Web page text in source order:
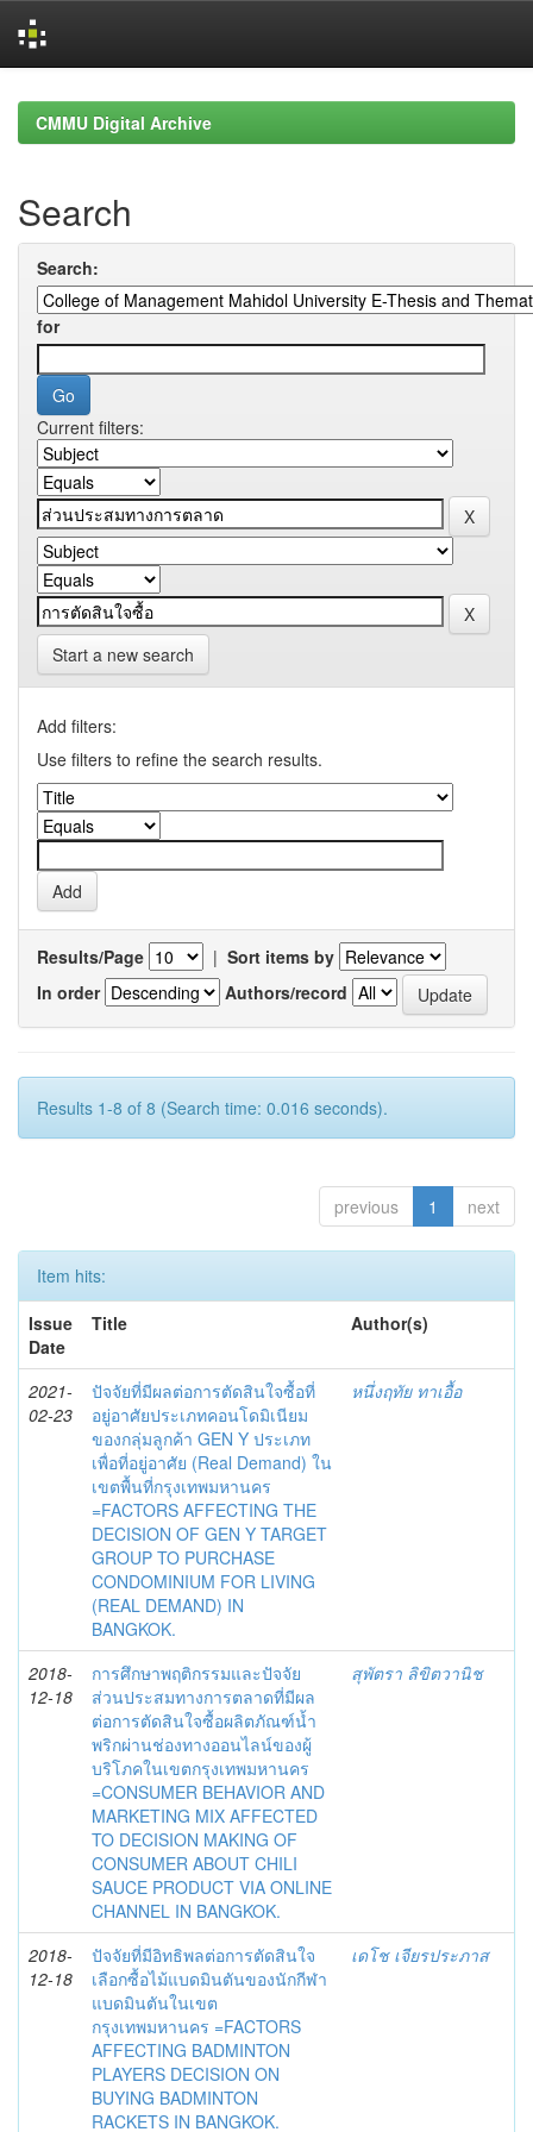
navigationCMMU Digital Archive
Search
Search:
for
Current filters:
Start a new search
Add filters:
Use filters to refine the search results.
Results/Page | Sort items by
In order
Authors/record
Results 1-8 of 8 (Search time: 0.016 seconds).
previous 1 next
Item hits:
Issue
Date
Title Author(s)
2021-
02-23
ปัจจัยที่มีผลต่อการตัดสินใจซื้อที่
อยู่อาศัยประเภทคอนโดมิเนียม
ของกลุ่มลูกค้า GEN Y ประเภท
เพื่อที่อยู่อาศัย (Real Demand) ใน
เขตพื้นที่กรุงเทพมหานคร
=FACTORS AFFECTING THE
DECISION OF GEN Y TARGET
GROUP TO PURCHASE
CONDOMINIUM FOR LIVING
(REAL DEMAND) IN
BANGKOK.
หนึ่งฤทัย ทาเอื้อ
2018-
12-18
การศึกษาพฤติกรรมและปัจจัย
ส่วนประสมทางการตลาดที่มีผล
ต่อการตัดสินใจซื้อผลิตภัณฑ์น้ำ
พริกผ่านช่องทางออนไลน์ของผู้
บริโภคในเขตกรุงเทพมหานคร
=CONSUMER BEHAVIOR AND
MARKETING MIX AFFECTED
TO DECISION MAKING OF
CONSUMER ABOUT CHILI
SAUCE PRODUCT VIA ONLINE
CHANNEL IN BANGKOK.
สุพัตรา ลิขิตวานิช
2018-
12-18
ปัจจัยที่มีอิทธิพลต่อการตัดสินใจ
เลือกซื้อไม้แบดมินตันของนักกีฬา
แบดมินตันในเขต
กรุงเทพมหานคร =FACTORS
AFFECTING BADMINTON
PLAYERS DECISION ON
BUYING BADMINTON
RACKETS IN BANGKOK.
เดโช เจียรประภาส